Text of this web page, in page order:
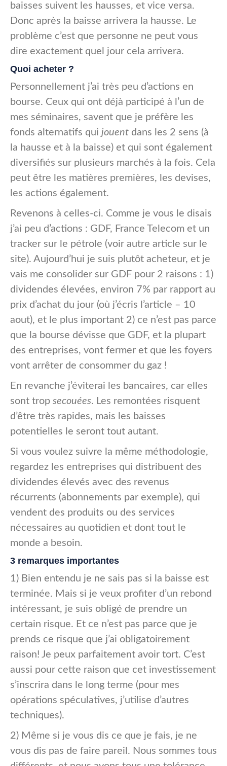
baisses suivent les hausses, et vice versa.
Donc après la baisse arrivera la hausse. Le
problème c’est que personne ne peut vous
dire exactement quel jour cela arrivera.
Quoi acheter ?
Personnellement j’ai très peu d’actions en
bourse. Ceux qui ont déjà participé à l’un de
mes séminaires, savent que je préfère les
fonds alternatifs qui jouent dans les 2 sens (à
la hausse et à la baisse) et qui sont également
diversifiés sur plusieurs marchés à la fois. Cela
peut être les matières premières, les devises,
les actions également.
Revenons à celles-ci. Comme je vous le disais
j’ai peu d’actions : GDF, France Telecom et un
tracker sur le pétrole (voir autre article sur le
site). Aujourd’hui je suis plutôt acheteur, et je
vais me consolider sur GDF pour 2 raisons : 1)
dividendes élevées, environ 7% par rapport au
prix d’achat du jour (où j’écris l’article – 10
aout), et le plus important 2) ce n’est pas parce
que la bourse dévisse que GDF, et la plupart
des entreprises, vont fermer et que les foyers
vont arrêter de consommer du gaz !
En revanche j’éviterai les bancaires, car elles
sont trop secouées. Les remontées risquent
d’être très rapides, mais les baisses
potentielles le seront tout autant.
Si vous voulez suivre la même méthodologie,
regardez les entreprises qui distribuent des
dividendes élevés avec des revenus
récurrents (abonnements par exemple), qui
vendent des produits ou des services
nécessaires au quotidien et dont tout le
monde a besoin.
3 remarques importantes
1) Bien entendu je ne sais pas si la baisse est
terminée. Mais si je veux profiter d’un rebond
intéressant, je suis obligé de prendre un
certain risque. Et ce n’est pas parce que je
prends ce risque que j’ai obligatoirement
raison! Je peux parfaitement avoir tort. C’est
aussi pour cette raison que cet investissement
s’inscrira dans le long terme (pour mes
opérations spéculatives, j’utilise d’autres
techniques).
2) Même si je vous dis ce que je fais, je ne
vous dis pas de faire pareil. Nous sommes tous